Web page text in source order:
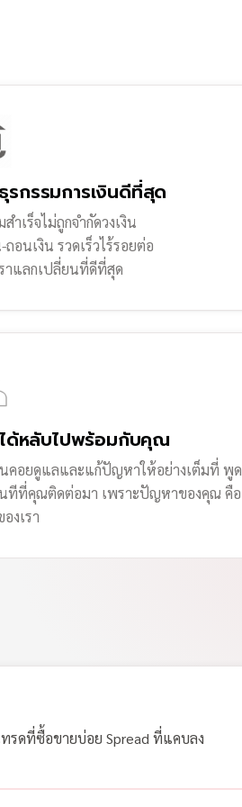
กรรมการเงินดีที่สุด
ำเร็จไม่ถูกจำกัดวงเงิน
ถอนเงิน รวดเร็วไร้รอยต่อ
าแลกเปลี่ยนที่ดีที่สุด
ได้หลับไปพร้อมกับคุณ
คอยดูแลและแก้ปัญหาให้อย่างเต็มที่ พูด
ทีที่คุณติดต่อมา เพราะปัญหาของคุณ คือ
งเรา
รดที่ซื้อขายบ่อย Spread ที่แคบลง